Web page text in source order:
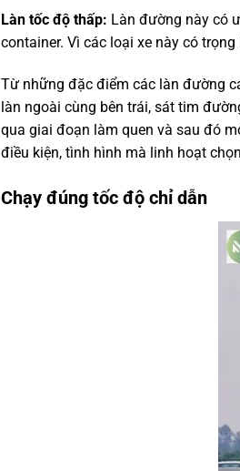
Làn tốc độ thấp: Làn đường này có
container. Vì các loại xe này có
Từ những đặc điểm các làn đường
làn ngoài cùng bên trái, sát tim
qua giai đoạn làm quen và sau đó
điều kiện, tình hình mà linh hoạt
Chạy đúng tốc độ chỉ dẫn